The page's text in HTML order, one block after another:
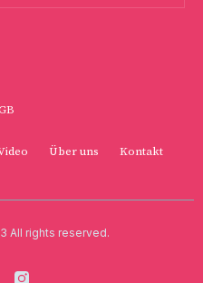
Über uns Kontakt
All rights reserved.